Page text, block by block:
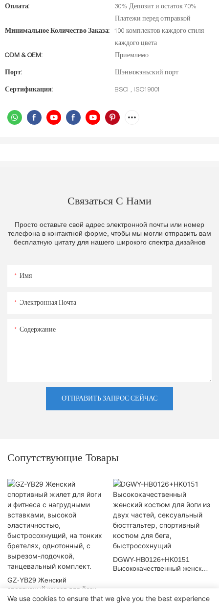
Оплата:
30% Депозит и остаток 70%
Платежи перед отправкой
Минимальное Количество Заказа:
100 комплектов каждого стиля
каждого цвета
ODM & OEM:
Приемлемо
Порт: Шэньчжэньский порт
Сертификация: BSCI , ISO19001
Связаться С Нами
Просто оставьте свой адрес электронной почты или номер
телефона в контактной форме, чтобы мы могли отправить вам
бесплатную цитату для нашего широкого спектра дизайнов
Имя
Электронная Почта
Содержание
ОТПРАВИТЬ ЗАПРОС СЕЙЧАС
Сопутствующие Товары
GZ-YB29 Женский
спортивный жилет для йоги и
фитнеса с нагрудными
DGWY-HB0126+HK0151
Высококачественный женский
бюстгальтер, спортивный
We use cookies to ensure that we give you the best experience